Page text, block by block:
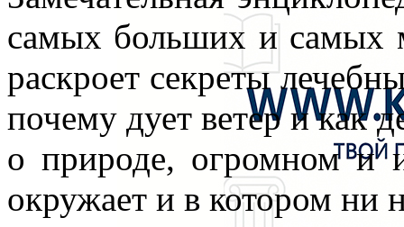
самых больших и самых
раскроет секреты
почему дует ветер и как
о природе, огромном и
окружает и в котором ни